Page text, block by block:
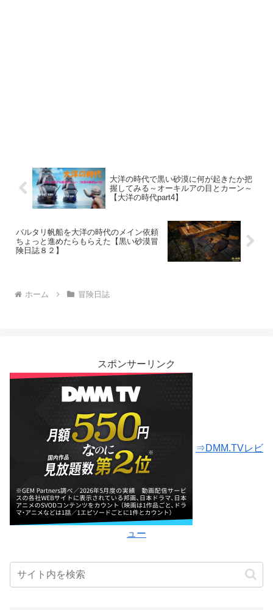
大洋の時代で黒い砂漠に何が起きたか把
握してみる～オーキルアの目とカーン～
【大洋の時代part4】
バルタリ帆船を大洋の時代のメイン依頼
ちょっと進めたらもらえた【黒い砂漠冒
険日誌８２】
ホーム 冒険日誌
スポンサーリンク
⇒DMM.TVレビ
ュー